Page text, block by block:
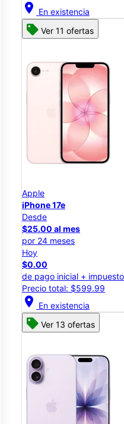
location_on En existencia
Ver 11 ofertas
Apple
iPhone 17e
Desde
$25.00 al mes
por 24 meses
Hoy
$0.00
de pago inicial +
Precio total: $599.99
location_on En existencia
Ver 13 ofertas